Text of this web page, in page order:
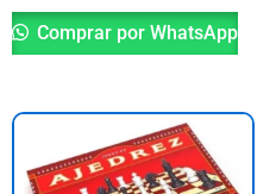
Comprar por WhatsApp